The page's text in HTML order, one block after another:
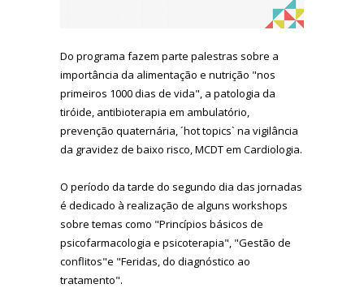
Do programa fazem parte palestras sobre a
importância da alimentação e nutrição "nos
primeiros 1000 dias de vida", a patologia da
tiróide, antibioterapia em ambulatório,
prevenção quaternária, ´hot topics` na vigilância
da gravidez de baixo risco, MCDT em Cardiologia.
O período da tarde do segundo dia das jornadas
é dedicado à realização de alguns workshops
sobre temas como "Princípios básicos de
psicofarmacologia e psicoterapia", "Gestão de
conflitos"e "Feridas, do diagnóstico ao
tratamento".